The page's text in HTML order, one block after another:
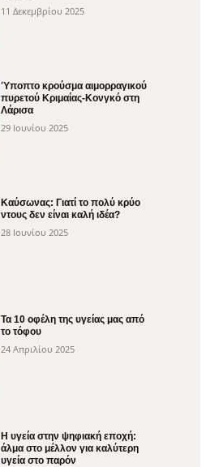
11 Δεκεμβρίου 2025
Ύποπτο κρούσμα αιμορραγικού
πυρετού Κριμαίας-Κονγκό στη
Λάρισα
29 Ιουνίου 2025
Καύσωνας: Γιατί το πολύ κρύο
ντους δεν είναι καλή ιδέα?
28 Ιουνίου 2025
Τα 10 οφέλη της υγείας μας από
το τόφου
24 Απριλίου 2025
H υγεία στην ψηφιακή εποχή:
άλμα στο μέλλον για καλύτερη
υγεία στο παρόν